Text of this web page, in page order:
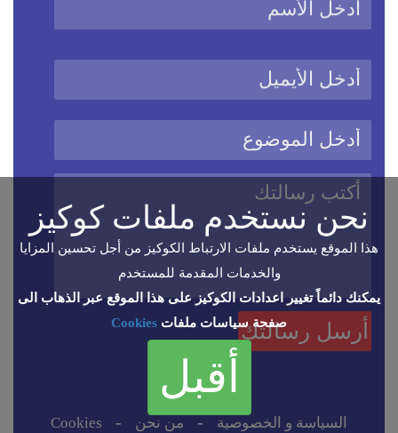
السياسة و الخصوصية - من نحن -
Cookies
نحن نستخدم ملفات كوكيز
هذا الموقع يستخدم ملفات الارتباط الكوكيز من أجل تحسين المزايا
والخدمات المقدمة للمستخدم
يمكنك دائماً تغيير اعدادات الكوكيز على هذا الموقع عبر الذهاب الى
صفحة سياسات ملفات Cookies
أقبل